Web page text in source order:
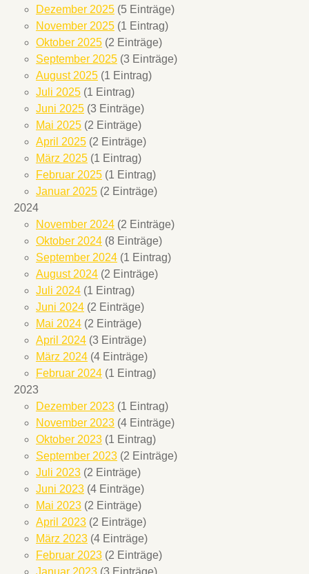
Dezember 2025 (5 Einträge)
November 2025 (1 Eintrag)
Oktober 2025 (2 Einträge)
September 2025 (3 Einträge)
August 2025 (1 Eintrag)
Juli 2025 (1 Eintrag)
Juni 2025 (3 Einträge)
Mai 2025 (2 Einträge)
April 2025 (2 Einträge)
März 2025 (1 Eintrag)
Februar 2025 (1 Eintrag)
Januar 2025 (2 Einträge)
2024
November 2024 (2 Einträge)
Oktober 2024 (8 Einträge)
September 2024 (1 Eintrag)
August 2024 (2 Einträge)
Juli 2024 (1 Eintrag)
Juni 2024 (2 Einträge)
Mai 2024 (2 Einträge)
April 2024 (3 Einträge)
März 2024 (4 Einträge)
Februar 2024 (1 Eintrag)
2023
Dezember 2023 (1 Eintrag)
November 2023 (4 Einträge)
Oktober 2023 (1 Eintrag)
September 2023 (2 Einträge)
Juli 2023 (2 Einträge)
Juni 2023 (4 Einträge)
Mai 2023 (2 Einträge)
April 2023 (2 Einträge)
März 2023 (4 Einträge)
Februar 2023 (2 Einträge)